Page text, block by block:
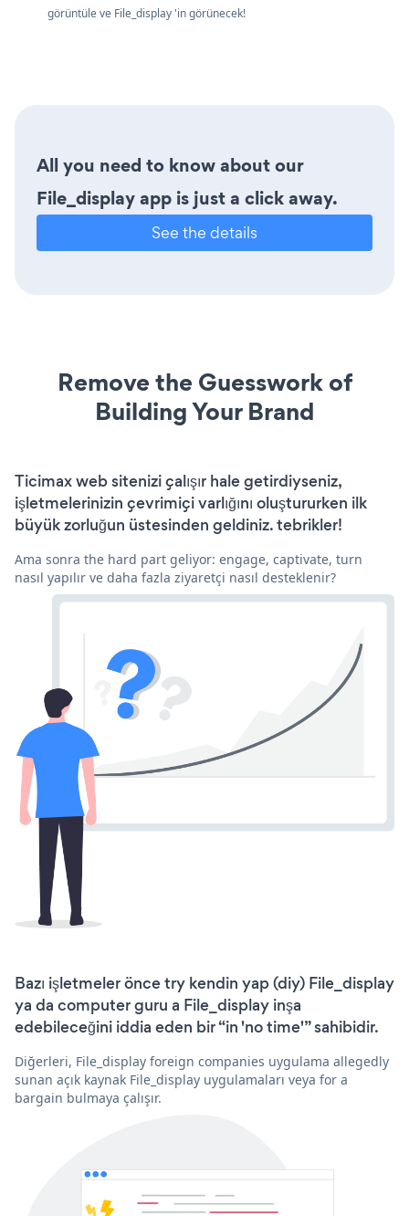
görüntüle ve File_display 'in görünecek!
All you need to know about our
File_display app is just a click away.
See the details
Remove the Guesswork of
Building Your Brand
Ticimax web sitenizi çalışır hale getirdiyseniz,
işletmelerinizin çevrimiçi varlığını oluştururken ilk
büyük zorluğun üstesinden geldiniz. tebrikler!
Ama sonra the hard part geliyor: engage, captivate, turn
nasıl yapılır ve daha fazla ziyaretçi nasıl desteklenir?
Bazı işletmeler önce try kendin yap (diy) File_display
ya da computer guru a File_display inşa
edebileceğini iddia eden bir “in 'no time'” sahibidir.
Diğerleri, File_display foreign companies uygulama allegedly
sunan açık kaynak File_display uygulamaları veya for a
bargain bulmaya çalışır.